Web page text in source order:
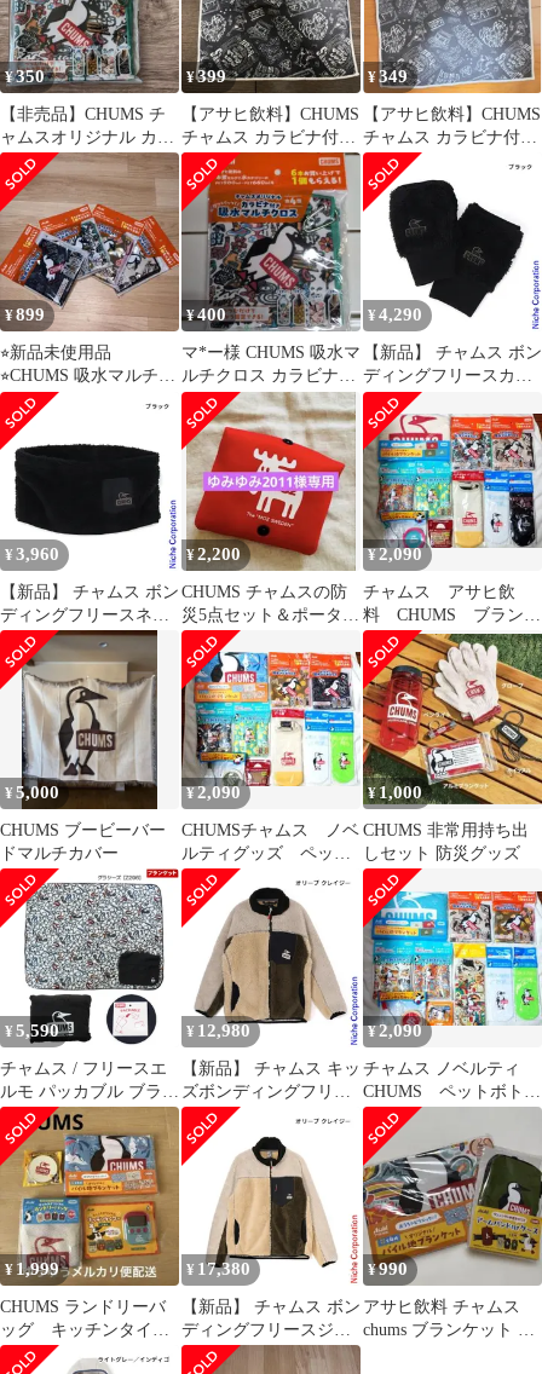
¥350
【非売品】CHUMS チ
ャムスオリジナル カラ
ビナ付き 吸水マルチク
ロス
¥399
【アサヒ飲料】CHUMS
チャムス カラビナ付き
吸水マルチクロス
¥349
【アサヒ飲料】CHUMS
チャムス カラビナ付き
吸水マルチクロス
¥899
⭐︎新品未使用品
⭐︎CHUMS 吸水マルチク
ロス 4種コンプリート
セット
¥400
マ*ー様 CHUMS 吸水マ
ルチクロス カラビナ付
き
¥ 4,290
【新品】 チャムス ボン
ディングフリースカフ
ゲイター CH09-1337 ア
ウトドア ウェア 手袋
手ぶくろ ユニセックス
キャンプ用品
¥ 3,960
【新品】 チャムス ボン
ディングフリースネッ
クウォーマー CH09-
1336 アウトドア ウェア
ユニセックス キャンプ
用品
¥2,200
CHUMS チャムスの防
災5点セット＆ポータブ
ルLEDランタン
¥2,090
チャムス アサヒ飲
料 CHUMS ブランケ
ット ペットボトルカ
バー ノベルティ
¥5,000
CHUMS ブービーバー
ドマルチカバー
¥2,090
CHUMSチャムス ノベ
ルティグッズ ペット
ボトルカバー ブラン
ケット 未開封
¥1,000
CHUMS 非常用持ち出
しセット 防災グッズ
¥ 5,590
チャムス / フリースエ
ルモ パッカブル ブラン
ケット グラシーズ
［Z296］
¥ 12,980
【新品】 チャムス キッ
ズボンディングフリー
スジャケット CH24-
1062 アウトドア ウェア
アウター フリース キッ
ズ キャンプ用品 子供
上着 子ども
¥2,090
チャムス ノベルティ
CHUMS ペットボトル
ケース マルチクロ
ス ブランケット
¥ 1,999
CHUMS ランドリーバ
ッグ キッチンタイマ
ー シリコーンカップ
¥ 17,380
【新品】 チャムス ボン
ディングフリースジャ
ケット CH04-1434 アウ
¥990
アサヒ飲料 チャムス
chums ブランケット ア